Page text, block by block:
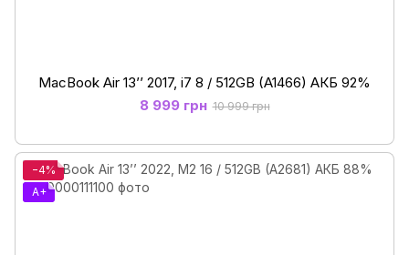
MacBook Air 13’’ 2017, i7 8 / 512GB (A1466) АКБ 92%
8 999 грн 10 999 грн
−4%
A+